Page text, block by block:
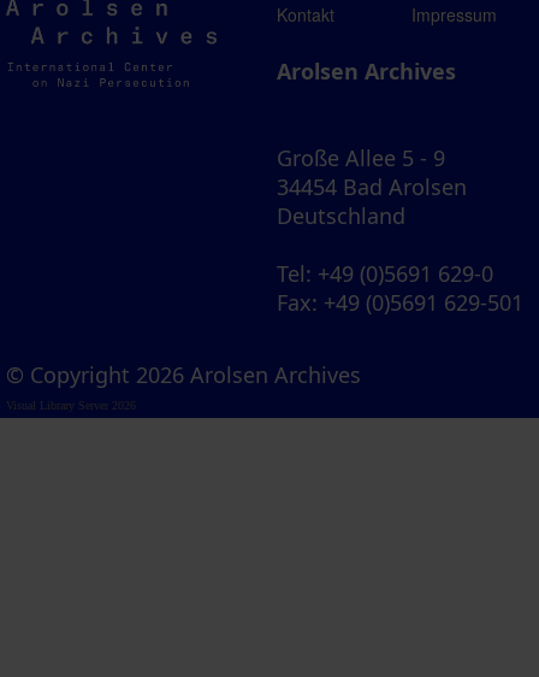
Arolsen
Archives
Kontakt Impressum
Arolsen Archives
Große Allee 5 - 9
34454 Bad Arolsen
Deutschland
Tel: +49 (0)5691 629-0
Fax: +49 (0)5691 629-501
© Copyright 2026 Arolsen Archives
Visual Library Server 2026